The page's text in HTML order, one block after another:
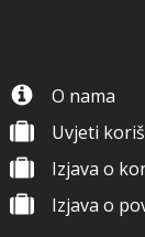
O nama
Uvjeti
Izjava o
Izjava o